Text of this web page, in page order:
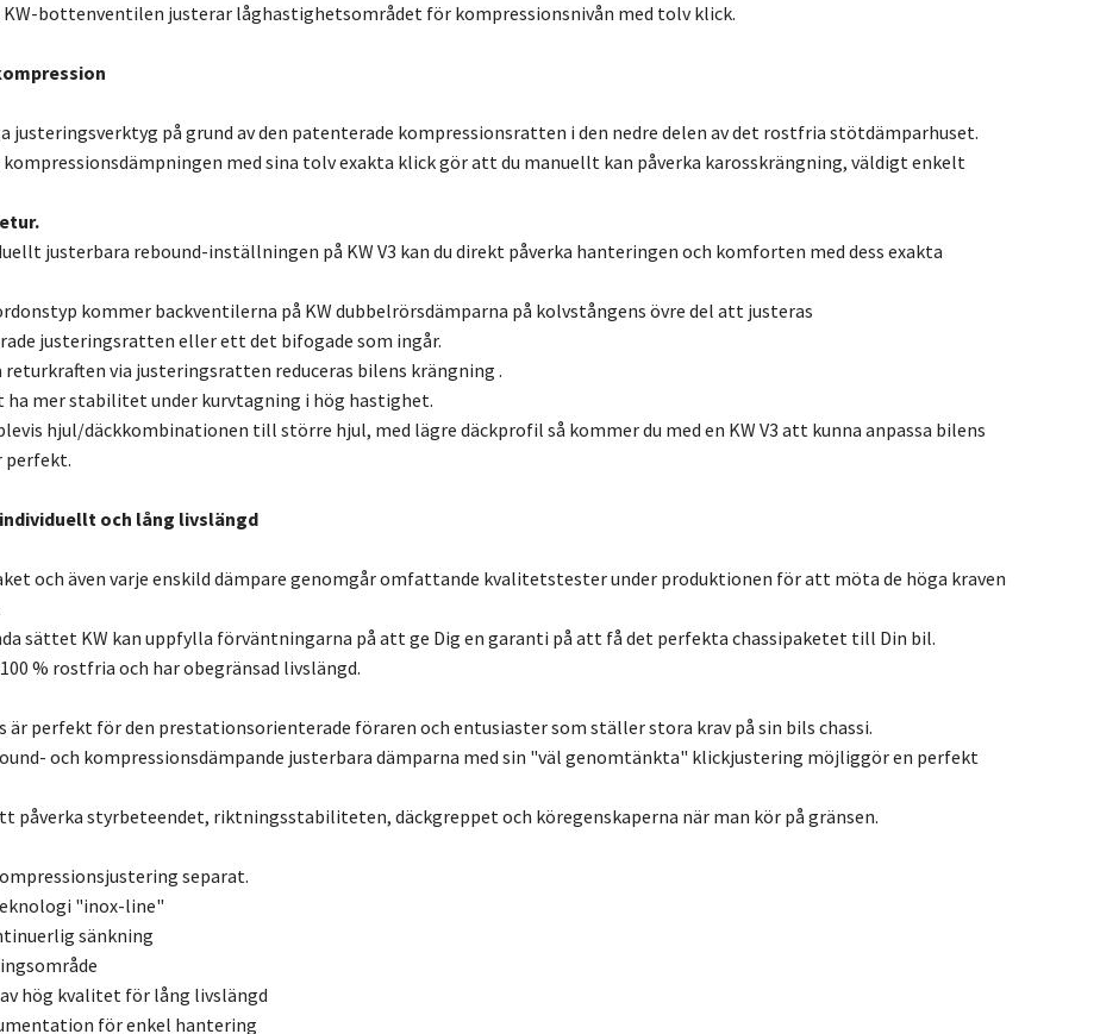
KW-bottenventilen justerar låghastighetsområdet för kompressionsnivån med tolv klick.
justeringsverktyg på grund av den patenterade kompressionsratten i den nedre delen av det rostfria stötdämparhuset.
kompressionsdämpningen med sina tolv exakta klick gör att du manuellt kan påverka karosskrängning, väldigt enkelt
justerbara rebound-inställningen på KW V3 kan du direkt påverka hanteringen och komforten med dess exakta
kommer backventilerna på KW dubbelrörsdämparna på kolvstångens övre del att justeras
justeringsratten eller ett det bifogade som ingår.
via justeringsratten reduceras bilens krängning .
ha mer stabilitet under kurvtagning i hög hastighet.
hjul/däckkombinationen till större hjul, med lägre däckprofil så kommer du med en KW V3 att kunna anpassa bilens
perfekt.
och lång livslängd
och även varje enskild dämpare genomgår omfattande kvalitetstester under produktionen för att möta de höga kraven
sättet KW kan uppfylla förväntningarna på att ge Dig en garanti på att få det perfekta chassipaketet till Din bil.
% rostfria och har obegränsad livslängd.
är perfekt för den prestationsorienterade föraren och entusiaster som ställer stora krav på sin bils chassi.
och kompressionsdämpande justerbara dämparna med sin "väl genomtänkta" klickjustering möjliggör en perfekt
påverka styrbeteendet, riktningsstabiliteten, däckgreppet och köregenskaperna när man kör på gränsen.
separat.
"inox-line"
sänkning
hög kvalitet för lång livslängd
för enkel hantering